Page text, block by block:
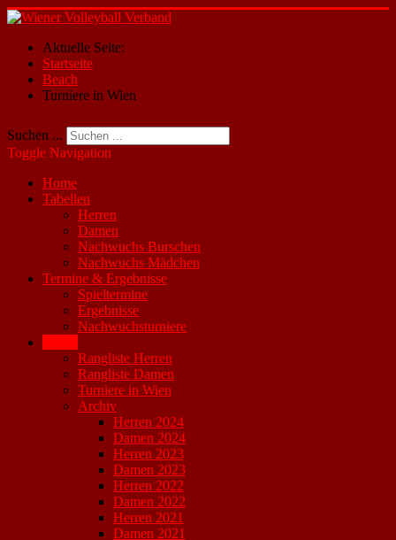
Aktuelle Seite:
Startseite
Beach
Turniere in Wien
Suchen ...
Toggle Navigation
Home
Tabellen
Herren
Damen
Nachwuchs Burschen
Nachwuchs Mädchen
Termine & Ergebnisse
Spieltermine
Ergebnisse
Nachwuchsturniere
Rangliste Herren
Rangliste Damen
Turniere in Wien
Archiv
Herren 2024
Damen 2024
Herren 2023
Damen 2023
Herren 2022
Damen 2022
Herren 2021
Damen 2021